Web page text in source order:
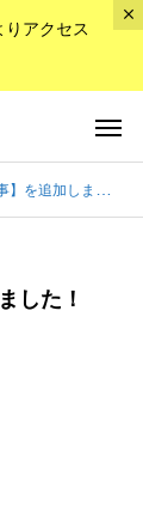
りアクセス
追加しました！
した！